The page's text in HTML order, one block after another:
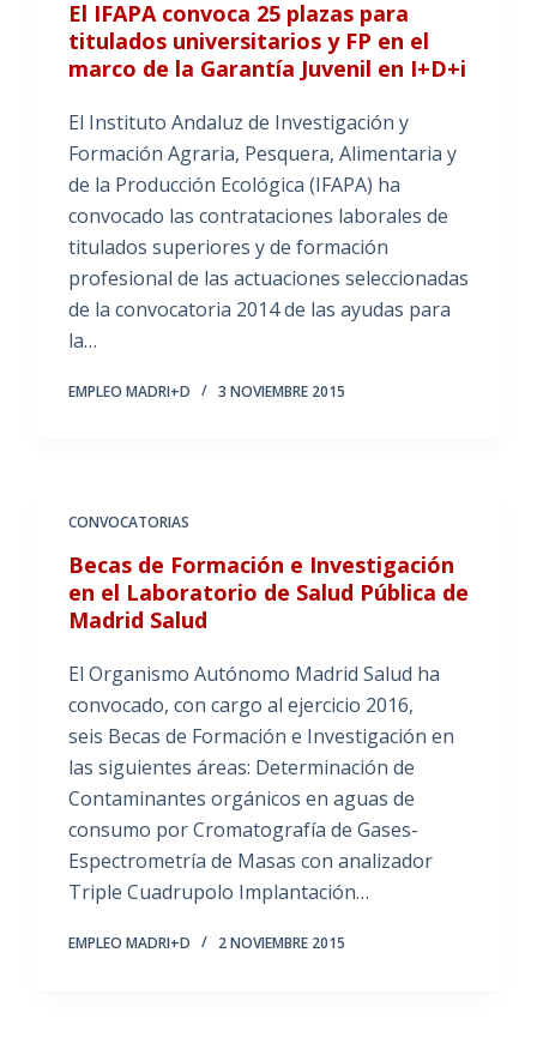
El IFAPA convoca 25 plazas para
titulados universitarios y FP en el
marco de la Garantía Juvenil en I+D+i
El Instituto Andaluz de Investigación y
Formación Agraria, Pesquera, Alimentaria y
de la Producción Ecológica (IFAPA) ha
convocado las contrataciones laborales de
titulados superiores y de formación
profesional de las actuaciones seleccionadas
de la convocatoria 2014 de las ayudas para
la…
EMPLEO MADRI+D 3 NOVIEMBRE 2015
CONVOCATORIAS
Becas de Formación e Investigación
en el Laboratorio de Salud Pública de
Madrid Salud
El Organismo Autónomo Madrid Salud ha
convocado, con cargo al ejercicio 2016,
seis Becas de Formación e Investigación en
las siguientes áreas: Determinación de
Contaminantes orgánicos en aguas de
consumo por Cromatografía de Gases-
Espectrometría de Masas con analizador
Triple Cuadrupolo Implantación…
EMPLEO MADRI+D 2 NOVIEMBRE 2015